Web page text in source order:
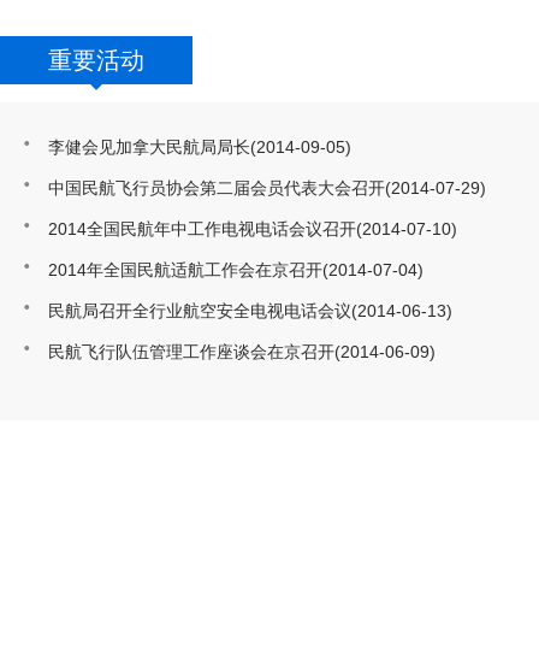
重要活动
李健会见加拿大民航局局长(2014-09-05)
中国民航飞行员协会第二届会员代表大会召开(2014-07-29)
2014全国民航年中工作电视电话会议召开(2014-07-10)
2014年全国民航适航工作会在京召开(2014-07-04)
民航局召开全行业航空安全电视电话会议(2014-06-13)
民航飞行队伍管理工作座谈会在京召开(2014-06-09)